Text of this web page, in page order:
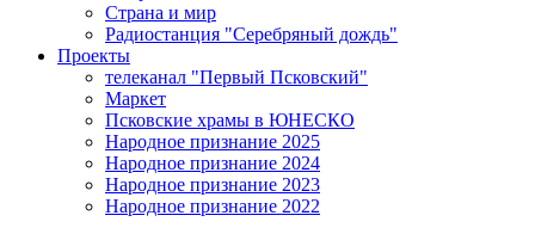
Страна и мир
Радиостанция "Серебряный дождь"
Проекты
телеканал "Первый Псковский"
Маркет
Псковские храмы в ЮНЕСКО
Народное признание 2025
Народное признание 2024
Народное признание 2023
Народное признание 2022